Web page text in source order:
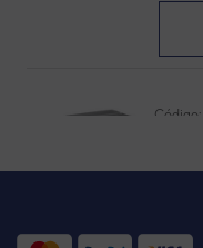
Código: